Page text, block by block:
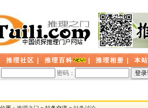
推理社区 推理百科 推理相册
本
密码：